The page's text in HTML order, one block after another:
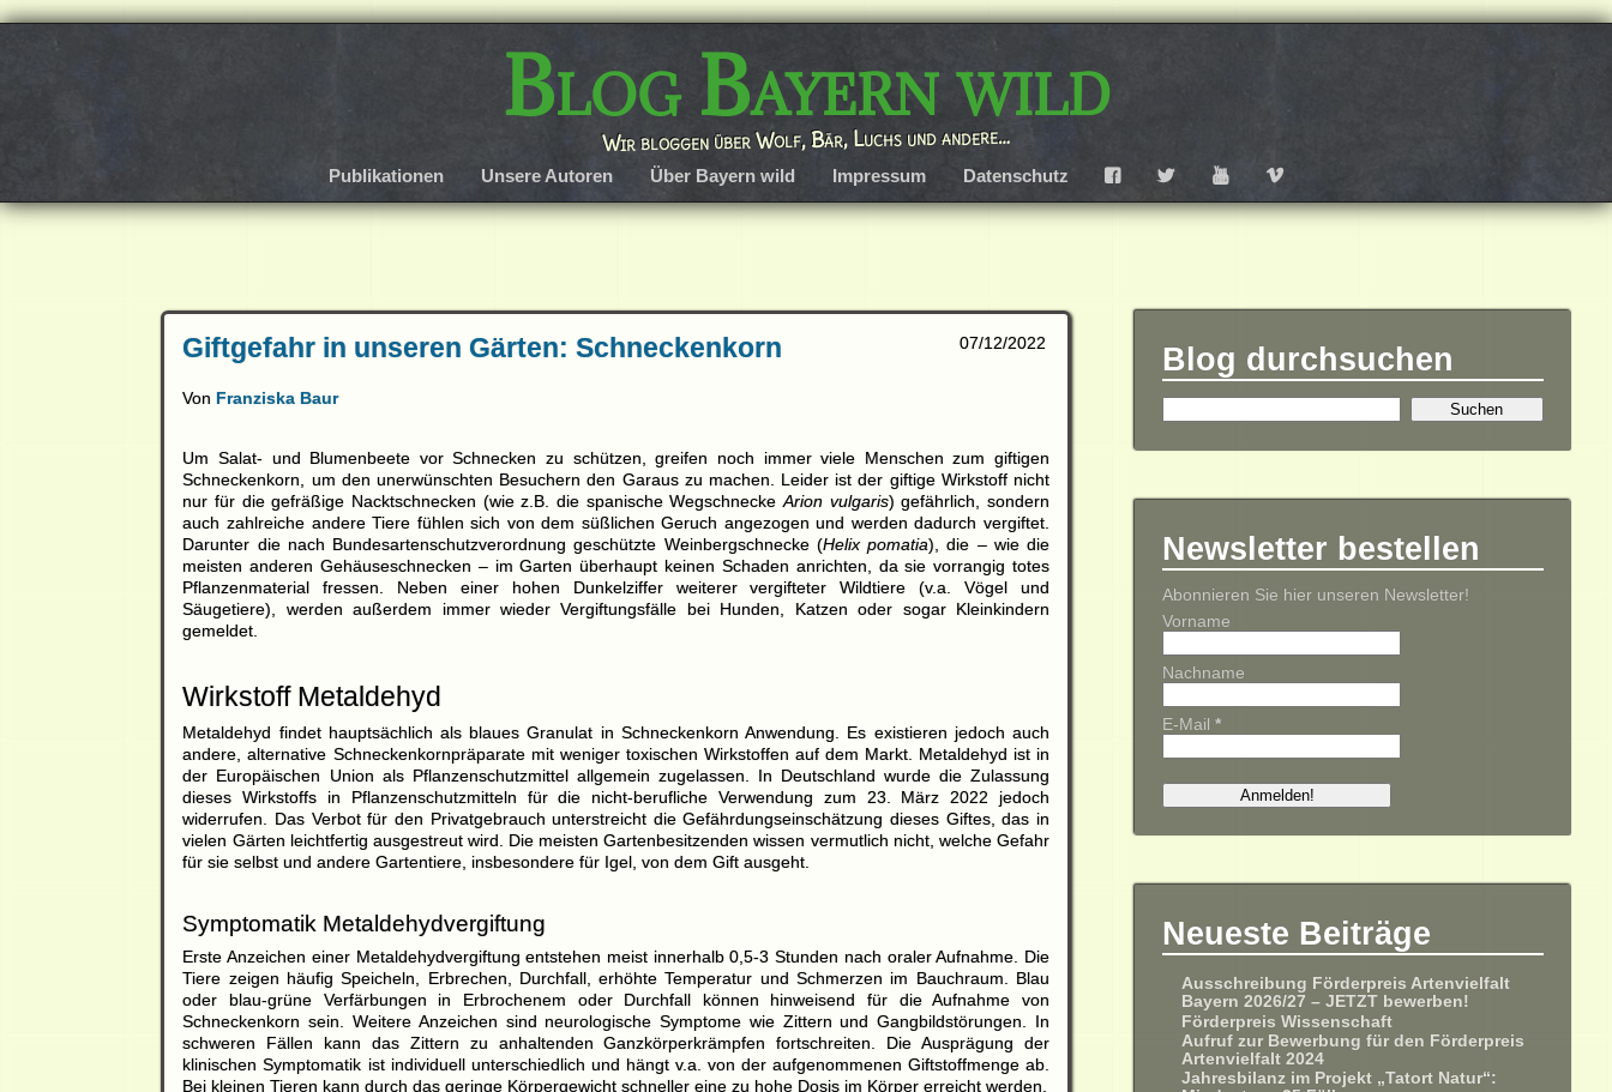
Blog Bayern wild
Wir bloggen über Wolf, Bär, Luchs und andere…
Publikationen Unsere Autoren Über Bayern wild Impressum Datenschutz F T Y V
07/12/2022
Giftgefahr in unseren Gärten: Schneckenkorn
Von Franziska Baur
Um Salat- und Blumenbeete vor Schnecken zu schützen, greifen noch immer viele Menschen zum giftigen
Schneckenkorn, um den unerwünschten Besuchern den Garaus zu machen. Leider ist der giftige Wirkstoff nicht
nur für die gefräßige Nacktschnecken (wie z.B. die spanische Wegschnecke Arion vulgaris) gefährlich, sondern
auch zahlreiche andere Tiere fühlen sich von dem süßlichen Geruch angezogen und werden dadurch vergiftet.
Darunter die nach Bundesartenschutzverordnung geschützte Weinbergschnecke (Helix pomatia), die – wie die
meisten anderen Gehäuseschnecken – im Garten überhaupt keinen Schaden anrichten, da sie vorrangig totes
Pflanzenmaterial fressen. Neben einer hohen Dunkelziffer weiterer vergifteter Wildtiere (v.a. Vögel und
Säugetiere), werden außerdem immer wieder Vergiftungsfälle bei Hunden, Katzen oder sogar Kleinkindern
gemeldet.
Wirkstoff Metaldehyd
Metaldehyd findet hauptsächlichals blaues Granulat in SchneckenkornAnwendung. Es existieren jedoch auch
andere, alternative Schneckenkornpräparate mit weniger toxischen Wirkstoffen auf dem Markt. Metaldehyd ist in
der Europäischen Union als Pflanzenschutzmittel allgemein zugelassen. In Deutschland wurde die Zulassung
dieses Wirkstoffs in Pflanzenschutzmitteln für die nicht-berufliche Verwendung zum 23. März 2022 jedoch
widerrufen. Das Verbot für den Privatgebrauch unterstreicht die Gefährdungseinschätzung dieses Giftes, das in
vielen Gärten leichtfertig ausgestreut wird. Die meisten Gartenbesitzenden wissen vermutlich nicht, welche Gefahr
für sie selbst und andere Gartentiere, insbesondere für Igel, von dem Gift ausgeht.
Symptomatik Metaldehydvergiftung
Erste Anzeichen einer Metaldehydvergiftung entstehen meist innerhalb 0,5-3 Stunden nach oraler Aufnahme. Die
Tiere zeigen häufig Speicheln, Erbrechen, Durchfall, erhöhte Temperatur und Schmerzen im Bauchraum. Blau
oder blau-grüne Verfärbungen in Erbrochenem oder Durchfall können hinweisend für die Aufnahme von
Schneckenkorn sein. Weitere Anzeichen sind neurologische Symptome wie Zittern und Gangbildstörungen. In
schweren Fällen kann das Zittern zu anhaltenden Ganzkörperkrämpfen fortschreiten. Die Ausprägung der
klinischen Symptomatik ist individuell unterschiedlich und hängt v.a. von der aufgenommenen Giftstoffmenge ab.
Bei kleinen Tieren kann durch das geringe Körpergewicht schneller eine zu hohe Dosis im Körper erreicht werden.
Blog durchsuchen
Newsletter bestellen
Abonnieren Sie hier unseren Newsletter!
Vorname
Nachname
E-Mail*
Neueste Beiträge
Ausschreibung Förderpreis Artenvielfalt
Bayern 2026/27 – JETZT bewerben!
Förderpreis Wissenschaft
Aufruf zur Bewerbung für den Förderpreis
Artenvielfalt 2024
Jahresbilanz im Projekt „Tatort Natur“: